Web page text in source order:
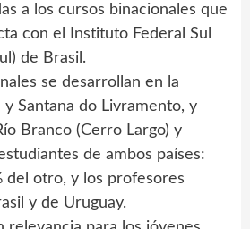
a los cursos binacionales que
con el Instituto Federal Sul
de Brasil.
se desarrollan en la
Santana do Livramento, y
Branco (Cerro Largo) y
de ambos países:
del otro, y los profesores
y de Uruguay.